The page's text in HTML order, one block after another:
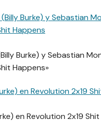
Burke) y Sebastian
Happens»
en Revolution 2x19